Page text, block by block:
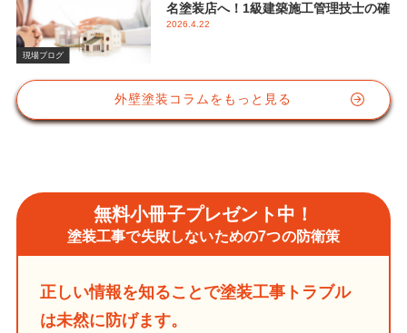
現場ブログ
名塗装店へ！1級建築施工管理技士の確
かな視点と屋根塗装におけるシリコン
2026.4.22
外壁塗装コラムをもっと見る
無料小冊子プレゼント中！
塗装工事で失敗しないための7つの防衛策
正しい情報を知ることで塗装工事トラブル
は未然に防げます。